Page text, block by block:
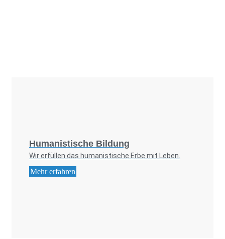
Humanistische Bildung
Wir erfüllen das humanistische Erbe mit Leben.
Mehr erfahren